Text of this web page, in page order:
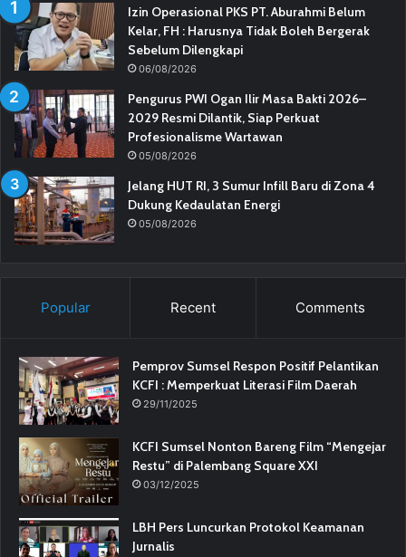
Izin Operasional PKS PT. Aburahmi Belum
Kelar, FH : Harusnya Tidak Boleh Bergerak
Sebelum Dilengkapi
06/08/2026
Pengurus PWI Ogan Ilir Masa Bakti 2026–
2029 Resmi Dilantik, Siap Perkuat
Profesionalisme Wartawan
05/08/2026
Jelang HUT RI, 3 Sumur Infill Baru di Zona 4
Dukung Kedaulatan Energi
05/08/2026
Popular Recent Comments
Pemprov Sumsel Respon Positif Pelantikan
KCFI : Memperkuat Literasi Film Daerah
29/11/2025
KCFI Sumsel Nonton Bareng Film “Mengejar
Restu” di Palembang Square XXI
03/12/2025
LBH Pers Luncurkan Protokol Keamanan
Jurnalis